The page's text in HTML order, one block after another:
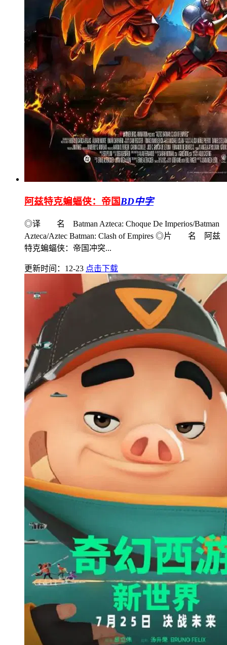
阿兹特克蝙蝠侠：帝国BD中字
◎译 名 Batman Azteca: Choque De Imperios/Batman
Azteca/Aztec Batman: Clash of Empires ◎片 名 阿兹
特克蝙蝠侠：帝国冲突...
更新时间：12-23 点击下载